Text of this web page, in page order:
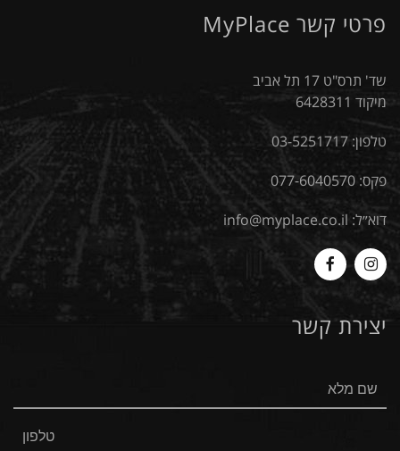
פרטי קשר MyPlace
שד' תרס"ט 17 תל אביב
מיקוד 6428311
טלפון:03-5251717
פקס: 077-6040570
דוא״ל: info@myplace.co.il
Myplace
-
Instagram
MyPlace
Facebook
יצירת קשר